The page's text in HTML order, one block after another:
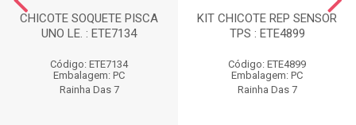
CHICOTE SOQUETE PISCA
UNO LE. : ETE7134
Código: ETE7134
Embalagem: PC
Rainha Das 7
KIT CHICOTE REP SENSOR
TPS : ETE4899
Código: ETE4899
Embalagem: PC
Rainha Das 7